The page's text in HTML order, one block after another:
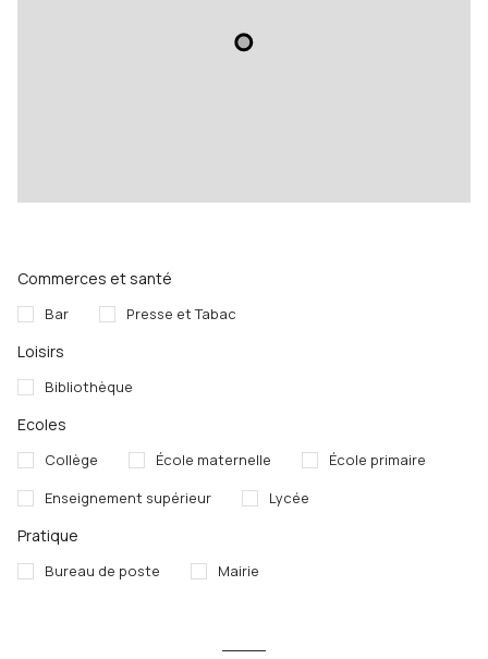
Commerces et santé
Bar Presse et Tabac
Loisirs
Bibliothèque
Ecoles
Collège École maternelle
École primaire
Enseignement supérieur
Lycée
Pratique
Bureau de poste Mairie